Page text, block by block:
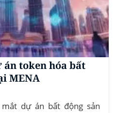
token hóa bất
MENA
dự án bất động sản